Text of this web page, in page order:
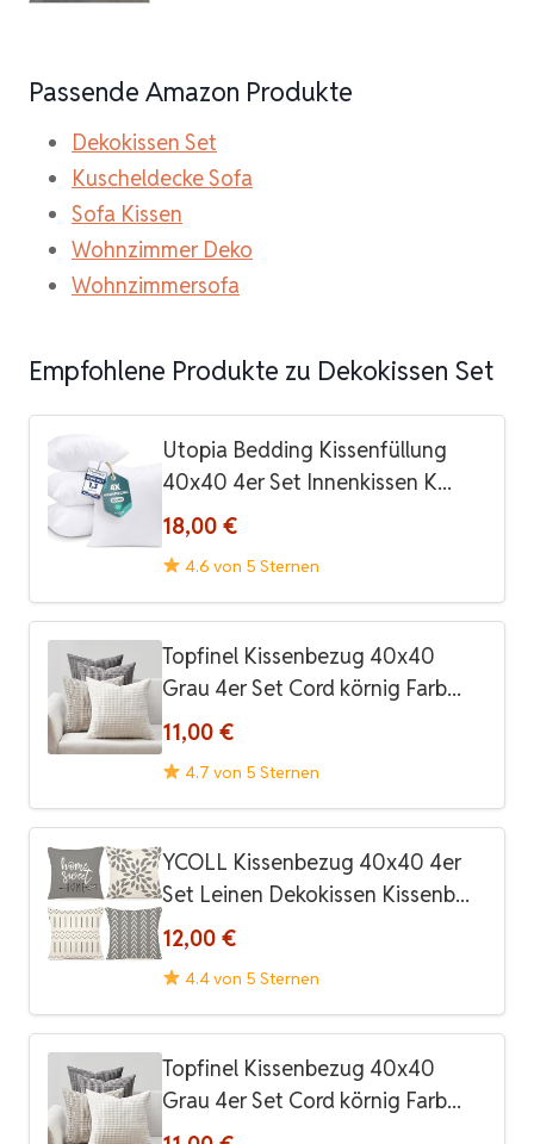
Passende Amazon Produkte
Dekokissen Set
Kuscheldecke Sofa
Sofa Kissen
Wohnzimmer Deko
Wohnzimmersofa
Empfohlene Produkte zu Dekokissen Set
Utopia Bedding Kissenfüllung
40x40 4er Set Innenkissen K...
18,00 €
4.6 von 5 Sternen
Topfinel Kissenbezug 40x40
Grau 4er Set Cord körnig Farb...
11,00 €
4.7 von 5 Sternen
YCOLL Kissenbezug 40x40 4er
Set Leinen Dekokissen Kissenb...
12,00 €
4.4 von 5 Sternen
Topfinel Kissenbezug 40x40
Grau 4er Set Cord körnig Farb...